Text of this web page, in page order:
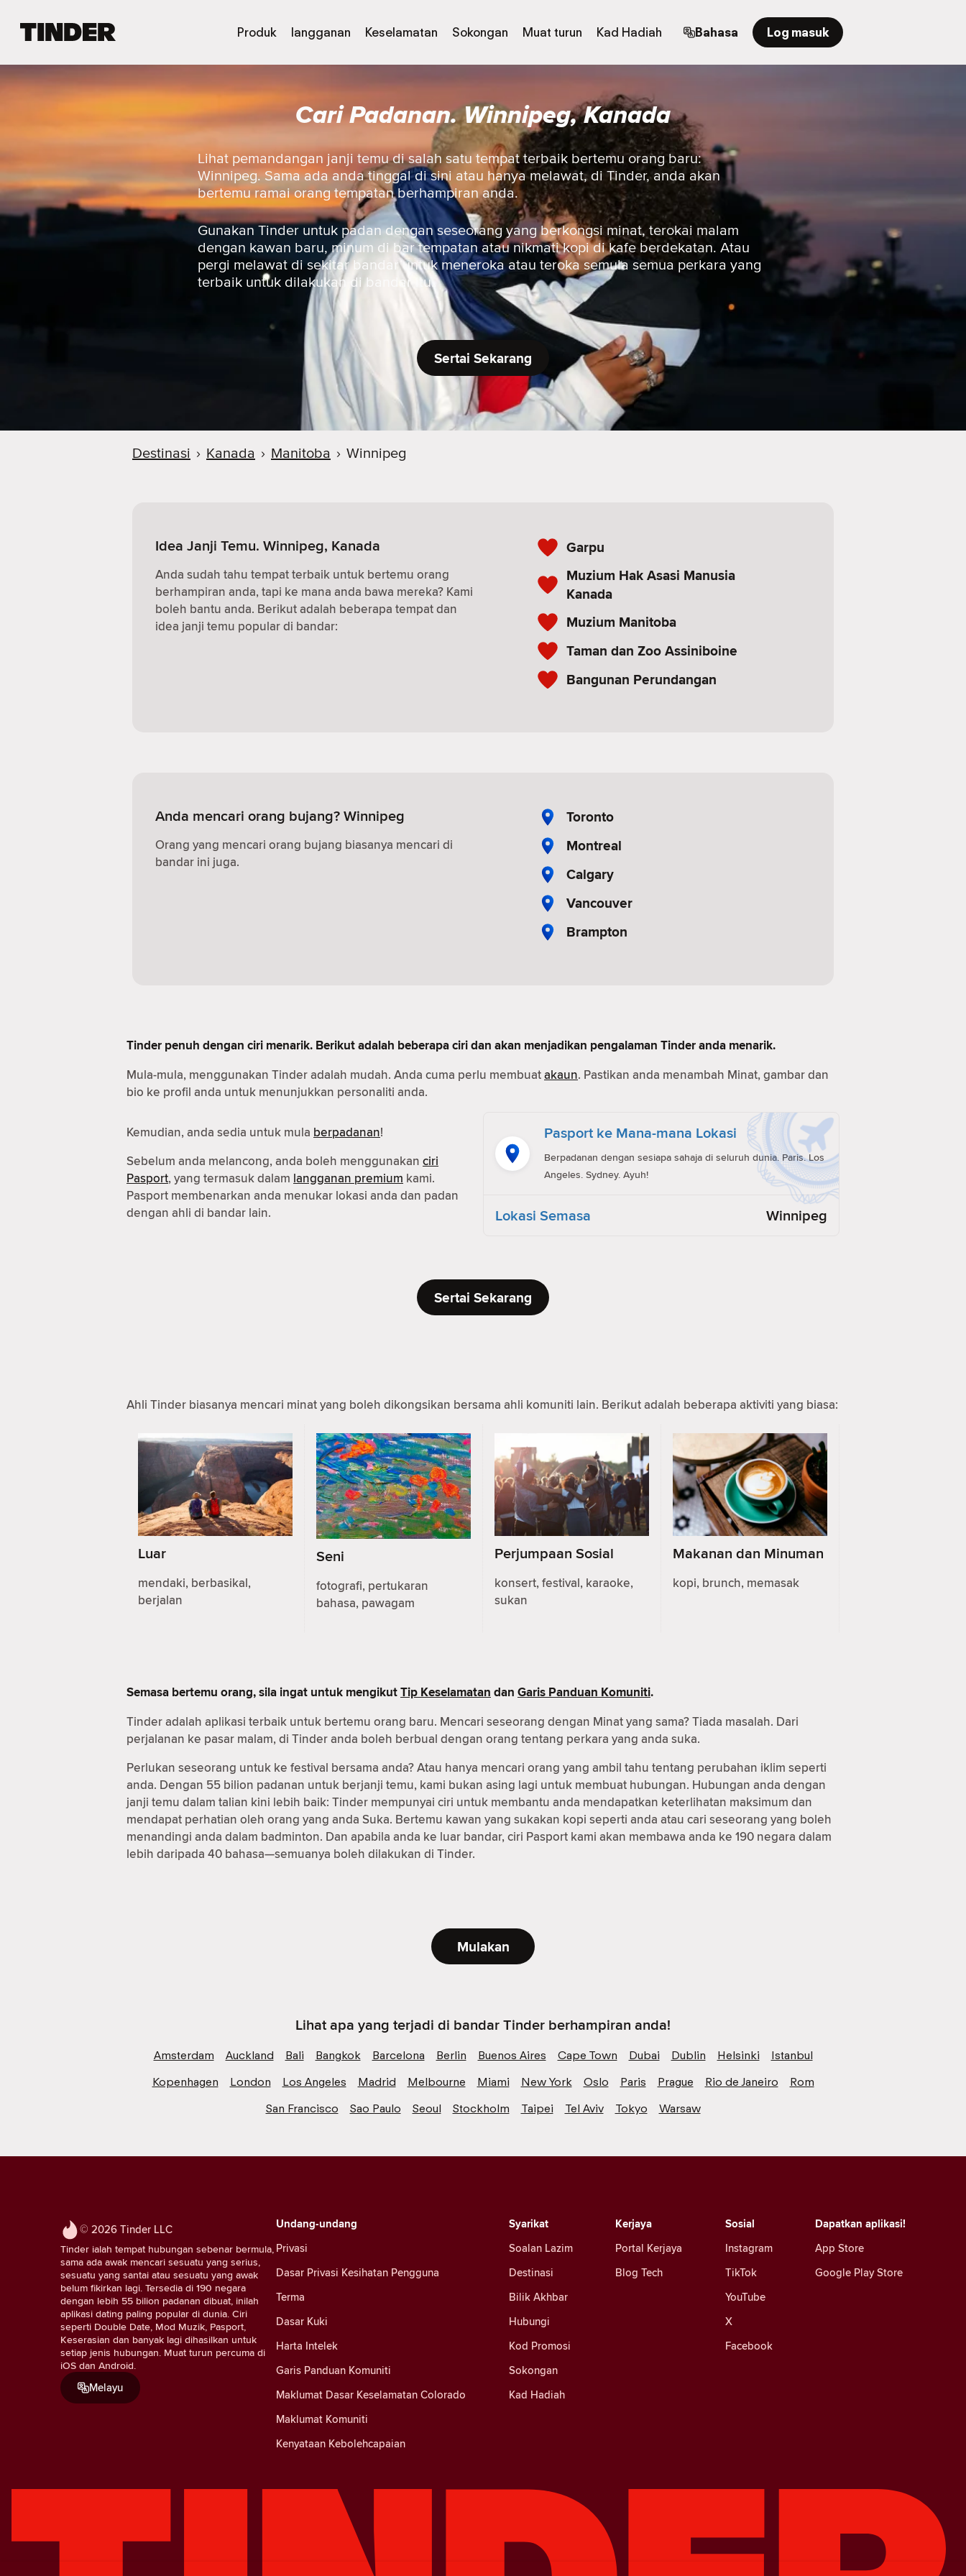
m
m
a
T
Produk langganan Keselamatan Sokongan Muat turun Kad Hadiah Bahasa Log masuk
Cari Padanan. Winnipeg, Kanada
Lihat pemandangan janji temu di salah satu tempat terbaik bertemu orang baru:
Winnipeg. Sama ada anda tinggal di sini atau hanya melawat, di Tinder, anda akan
bertemu ramai orang tempatan berhampiran anda.
Gunakan Tinder untuk padan dengan seseorang yang berkongsi minat, terokai malam
dengan kawan baru, minum di bar tempatan atau nikmati kopi di kafe berdekatan. Atau
pergi melawat di sekitar bandar untuk meneroka atau teroka semula semua perkara yang
terbaik untuk dilakukan di bandar itu.
Sertai Sekarang
Destinasi › Kanada › Manitoba › Winnipeg
Idea Janji Temu. Winnipeg, Kanada
Anda sudah tahu tempat terbaik untuk bertemu orang
berhampiran anda, tapi ke mana anda bawa mereka? Kami
boleh bantu anda. Berikut adalah beberapa tempat dan
idea janji temu popular di bandar:
Garpu
Muzium Hak Asasi Manusia
Kanada
Muzium Manitoba
Taman dan Zoo Assiniboine
Bangunan Perundangan
Anda mencari orang bujang? Winnipeg
Orang yang mencari orang bujang biasanya mencari di
bandar ini juga.
Toronto
Montreal
Calgary
Vancouver
Brampton
Tinder penuh dengan ciri menarik. Berikut adalah beberapa ciri dan akan menjadikan pengalaman Tinder anda menarik.
Mula-mula, menggunakan Tinder adalah mudah. Anda cuma perlu membuatakaun. Pastikan anda menambah Minat, gambar dan
bio ke profil anda untuk menunjukkan personaliti anda.
Kemudian, anda sedia untuk mula berpadanan!
Sebelum anda melancong, anda boleh menggunakan ciri
Pasport, yang termasuk dalam langganan premium kami.
Pasport membenarkan anda menukar lokasi anda dan padan
dengan ahli di bandar lain.
Pasport ke Mana-mana Lokasi
Berpadanan dengan sesiapa sahaja di seluruh dunia. Paris. Los
Angeles. Sydney. Ayuh!
Lokasi Semasa Winnipeg
Sertai Sekarang
Ahli Tinder biasanya mencari minat yang boleh dikongsikan bersama ahli komuniti lain. Berikut adalah beberapa aktiviti yang biasa:
Luar
mendaki, berbasikal,
berjalan
Seni
fotografi, pertukaran
bahasa, pawagam
Perjumpaan Sosial
konsert, festival, karaoke,
sukan
Makanan dan Minuman
kopi, brunch, memasak
Semasa bertemu orang, sila ingat untuk mengikutTip Keselamatan dan Garis Panduan Komuniti.
Tinder adalah aplikasi terbaik untuk bertemu orang baru. Mencari seseorang dengan Minat yang sama? Tiada masalah. Dari
perjalanan ke pasar malam, di Tinder anda boleh berbual dengan orang tentang perkara yang anda suka.
Perlukan seseorang untuk ke festival bersama anda? Atau hanya mencari orang yang ambil tahu tentang perubahan iklim seperti
anda. Dengan 55 bilion padanan untuk berjanji temu, kami bukan asing lagi untuk membuat hubungan. Hubungan anda dengan
janji temu dalam talian kini lebih baik: Tinder mempunyai ciri untuk membantu anda mendapatkan keterlihatan maksimum dan
mendapat perhatian oleh orang yang anda Suka. Bertemu kawan yang sukakan kopi seperti anda atau cari seseorang yang boleh
menandingi anda dalam badminton. Dan apabila anda ke luar bandar, ciri Pasport kami akan membawa anda ke 190 negara dalam
lebih daripada 40 bahasa—semuanya boleh dilakukan di Tinder.
Mulakan
Lihat apa yang terjadi di bandar Tinder berhampiran anda!
Amsterdam Auckland Bali Bangkok Barcelona Berlin Buenos Aires Cape Town Dubai Dublin Helsinki
Istanbul
Kopenhagen
London Los Angeles Madrid Melbourne Miami New York Oslo Paris Prague Rio de Janeiro
Rom
San Francisco
Sao Paulo Seoul Stockholm Taipei Tel Aviv Tokyo Warsaw
© 2026 Tinder LLC
Tinder ialah tempat hubungan sebenar bermula,
sama ada awak mencari sesuatu yang serius,
sesuatu yang santai atau sesuatu yang awak
belum fikirkan lagi. Tersedia di 190 negara
dengan lebih 55 bilion padanan dibuat, inilah
aplikasi dating paling popular di dunia. Ciri
seperti Double Date, Mod Muzik, Pasport,
Keserasian dan banyak lagi dihasilkan untuk
setiap jenis hubungan. Muat turun percuma di
iOS dan Android.
Melayu
Sosial
Instagram
TikTok
YouTube
X
Facebook
Undang-undang
Privasi
Dasar Privasi Kesihatan Pengguna
Terma
Dasar Kuki
Harta Intelek
Garis Panduan Komuniti
Maklumat Dasar Keselamatan Colorado
Maklumat Komuniti
Kenyataan Kebolehcapaian
Kerjaya
Portal Kerjaya
Blog Tech
Syarikat
Soalan Lazim
Destinasi
Bilik Akhbar
Hubungi
Kod Promosi
Sokongan
Kad Hadiah
Dapatkan aplikasi!
App Store
Google Play Store